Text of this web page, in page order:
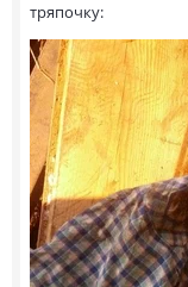
тряпочку: